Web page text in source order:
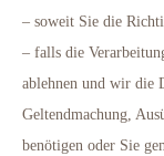
– soweit Sie die
– falls die
ablehnen und wir die
Geltendmachung,
benötigen oder Sie